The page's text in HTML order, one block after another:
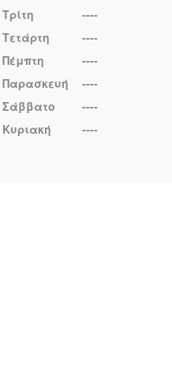
Τρίτη
----
Τετάρτη
----
Πέμπτη
----
Παρασκευή
----
Σάββατο
----
Κυριακή
----